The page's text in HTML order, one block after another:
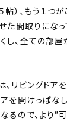
）、もう１つ
た間取りになっ
し、全ての部屋
、リビングドア
アを開けっぱな
るので、より”